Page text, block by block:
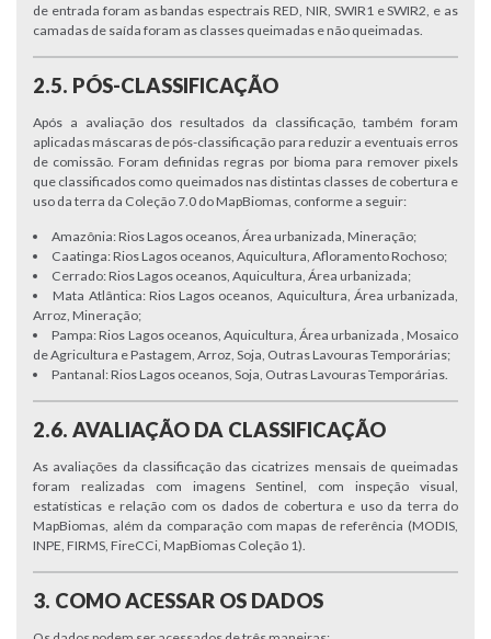
de entrada foram as bandas espectrais RED, NIR, SWIR1 e SWIR2, e as
camadas de saída foram as classes queimadas e não queimadas.
2.5. PÓS-CLASSIFICAÇÃO
Após a avaliação dos resultados da classificação, também foram
aplicadas máscaras de pós-classificação para reduzir a eventuais erros
de comissão. Foram definidas regras por bioma para remover pixels
que classificados como queimados nas distintas classes de cobertura e
uso da terra da Coleção 7.0 do MapBiomas, conforme a seguir:
Amazônia: Rios Lagos oceanos, Área urbanizada, Mineração;
Caatinga: Rios Lagos oceanos, Aquicultura, Afloramento Rochoso;
Cerrado: Rios Lagos oceanos, Aquicultura, Área urbanizada;
Mata Atlântica: Rios Lagos oceanos, Aquicultura, Área urbanizada,
Arroz, Mineração;
Pampa: Rios Lagos oceanos, Aquicultura, Área urbanizada , Mosaico
de Agricultura e Pastagem, Arroz, Soja, Outras Lavouras Temporárias;
Pantanal: Rios Lagos oceanos, Soja, Outras Lavouras Temporárias.
2.6. AVALIAÇÃO DA CLASSIFICAÇÃO
As avaliações da classificação das cicatrizes mensais de queimadas
foram realizadas com imagens Sentinel, com inspeção visual,
estatísticas e relação com os dados de cobertura e uso da terra do
MapBiomas, além da comparação com mapas de referência (MODIS,
INPE, FIRMS, FireCCi, MapBiomas Coleção 1).
3. COMO ACESSAR OS DADOS